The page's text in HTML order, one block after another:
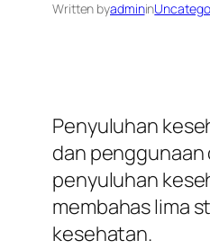
Written byadminin
Penyuluhan
dan
penyuluhan
membahas lima
kesehatan.